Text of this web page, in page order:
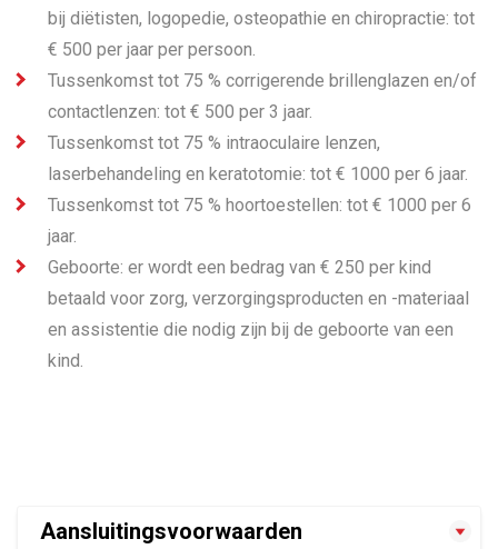
bij diëtisten, logopedie, osteopathie en chiropractie: tot
€ 500 per jaar per persoon.
Tussenkomst tot 75 % corrigerende brillenglazen en/of
contactlenzen: tot € 500 per 3 jaar.
Tussenkomst tot 75 % intraoculaire lenzen,
laserbehandeling en keratotomie: tot € 1000 per 6 jaar.
Tussenkomst tot 75 % hoortoestellen: tot € 1000 per 6
jaar.
Geboorte: er wordt een bedrag van € 250 per kind
betaald voor zorg, verzorgingsproducten en -materiaal
en assistentie die nodig zijn bij de geboorte van een
kind.
Aansluitingsvoorwaarden